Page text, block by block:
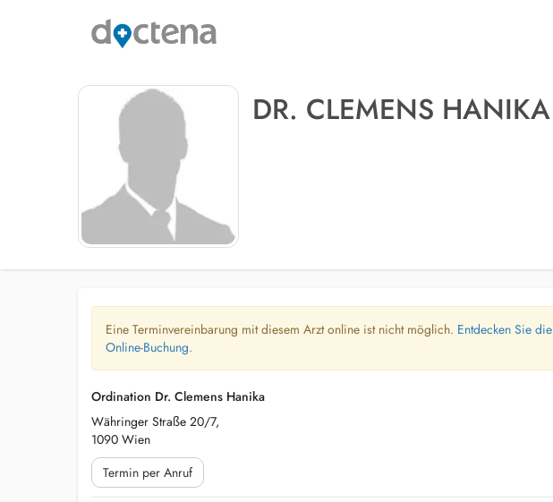
DR. CLEMENS HANIKA
Eine Terminvereinbarung mit diesem Arzt online ist nicht möglich. Entdecken Sie die
Online-Buchung.
Ordination Dr. Clemens Hanika
Währinger Straße 20/7,
1090 Wien
Termin per Anruf